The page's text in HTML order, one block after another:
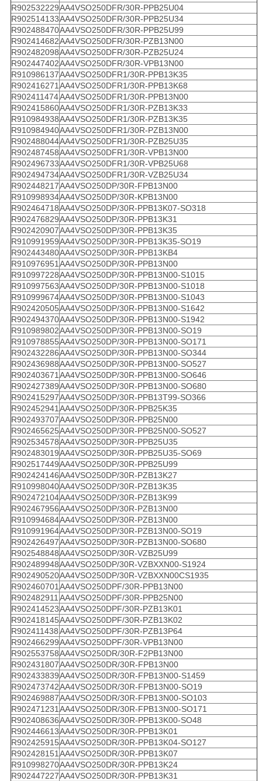
R902532229AA4VSO250DFR/30R-PPB25U04
R902514133AA4VSO250DFR/30R-PPB25U34
R902488470AA4VSO250DFR/30R-PPB25U99
R902414682AA4VSO250DFR/30R-PZB13N00
R902482098AA4VSO250DFR/30R-PZB25U24
R902447402AA4VSO250DFR/30R-VPB13N00
R910986137AA4VSO250DFR1/30R-PPB13K35
R902416271 AA4VSO250DFR1/30R-PPB13K68
R902411474AA4VSO250DFR1/30R-PPB13N00
R902415860AA4VSO250DFR1/30R-PZB13K33
R910984938AA4VSO250DFR1/30R-PZB13K35
R910984940AA4VSO250DFR1/30R-PZB13N00
R902488044AA4VSO250DFR1/30R-PZB25U35
R902487458AA4VSO250DFR1/30R-VPB13N00
R902496733AA4VSO250DFR1/30R-VPB25U68
R902494734AA4VSO250DFR1/30R-VZB25U34
R902448217AA4VSO250DP/30R-FPB13N00
R910998934AA4VSO250DP/30R-KPB13N00
R902464718AA4VSO250DP/30R-PPB13K07-SO318
R902476829AA4VSO250DP/30R-PPB13K31
R902420907AA4VSO250DP/30R-PPB13K35
R910991959AA4VSO250DP/30R-PPB13K35-SO19
R902443480AA4VSO250DP/30R-PPB13KB4
R910976951 AA4VSO250DP/30R-PPB13N00
R910997228AA4VSO250DP/30R-PPB13N00-S1015
R910997563AA4VSO250DP/30R-PPB13N00-S1018
R910999674AA4VSO250DP/30R-PPB13N00-S1043
R902420505AA4VSO250DP/30R-PPB13N00-S1642
R902494370AA4VSO250DP/30R-PPB13N00-S1942
R910989802AA4VSO250DP/30R-PPB13N00-SO19
R910978855AA4VSO250DP/30R-PPB13N00-SO171
R902432286AA4VSO250DP/30R-PPB13N00-SO344
R902436988AA4VSO250DP/30R-PPB13N00-SO527
R902403671 AA4VSO250DP/30R-PPB13N00-SO646
R902427389AA4VSO250DP/30R-PPB13N00-SO680
R902415297AA4VSO250DP/30R-PPB13T99-SO366
R902452941 AA4VSO250DP/30R-PPB25K35
R902493707AA4VSO250DP/30R-PPB25N00
R902465625AA4VSO250DP/30R-PPB25N00-SO527
R902534578AA4VSO250DP/30R-PPB25U35
R902483019AA4VSO250DP/30R-PPB25U35-SO69
R902517449AA4VSO250DP/30R-PPB25U99
R902424146AA4VSO250DP/30R-PZB13K27
R910998040AA4VSO250DP/30R-PZB13K35
R902472104AA4VSO250DP/30R-PZB13K99
R902467956AA4VSO250DP/30R-PZB13N00
R910994684AA4VSO250DP/30R-PZB13N00
R910991964AA4VSO250DP/30R-PZB13N00-SO19
R902426497AA4VSO250DP/30R-PZB13N00-SO680
R902548848AA4VSO250DP/30R-VZB25U99
R902489948AA4VSO250DP/30R-VZBXXN00-S1924
R902490520AA4VSO250DP/30R-VZBXXN00CS1935
R902460701 AA4VSO250DPF/30R-PPB13N00
R902482911 AA4VSO250DPF/30R-PPB25N00
R902414523AA4VSO250DPF/30R-PZB13K01
R902418145AA4VSO250DPF/30R-PZB13K02
R902411438AA4VSO250DPF/30R-PZB13P64
R902466299AA4VSO250DPF/30R-VPB13N00
R902553758AA4VSO250DR/30R-F2PB13N00
R902431807AA4VSO250DR/30R-FPB13N00
R902433839AA4VSO250DR/30R-FPB13N00-S1459
R902473742AA4VSO250DR/30R-FPB13N00-SO19
R902469887AA4VSO250DR/30R-FPB13N00-SO103
R902471231 AA4VSO250DR/30R-FPB13N00-SO171
R902408636AA4VSO250DR/30R-PPB13K00-SO48
R902446613AA4VSO250DR/30R-PPB13K01
R902425915AA4VSO250DR/30R-PPB13K04-SO127
R902428151 AA4VSO250DR/30R-PPB13K07
R910998270AA4VSO250DR/30R-PPB13K24
R902447227AA4VSO250DR/30R-PPB13K31